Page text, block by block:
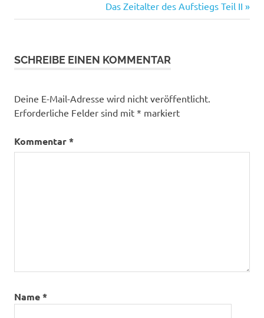
Nächster
Beitrag:
Das Zeitalter des Aufstiegs Teil II
SCHREIBE EINEN KOMMENTAR
Deine E-Mail-Adresse wird nicht veröffentlicht.
Erforderliche Felder sind mit * markiert
Kommentar*
Name*